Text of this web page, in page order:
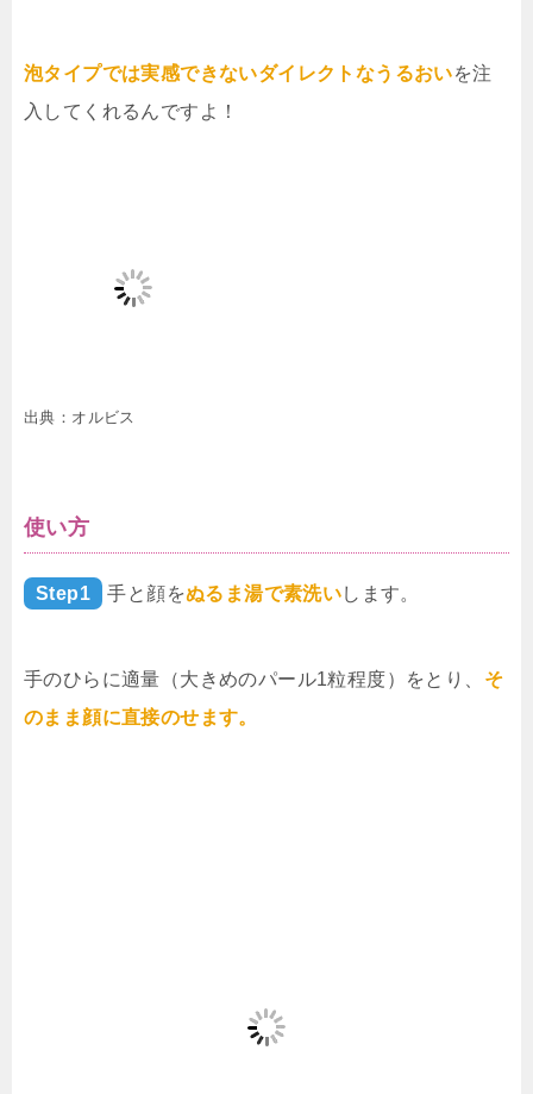
泡タイプでは実感できないダイレクトなうるおいを注
入してくれるんですよ！
出典：オルビス
使い方
Step1 手と顔をぬるま湯で素洗いします。
手のひらに適量（大きめのパール1粒程度）をとり、 そ
のまま顔に直接のせます。